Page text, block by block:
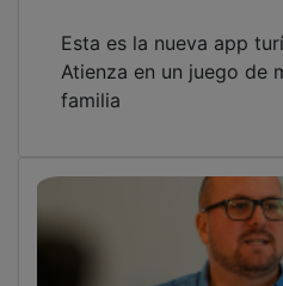
Atienza en un juego de
familia